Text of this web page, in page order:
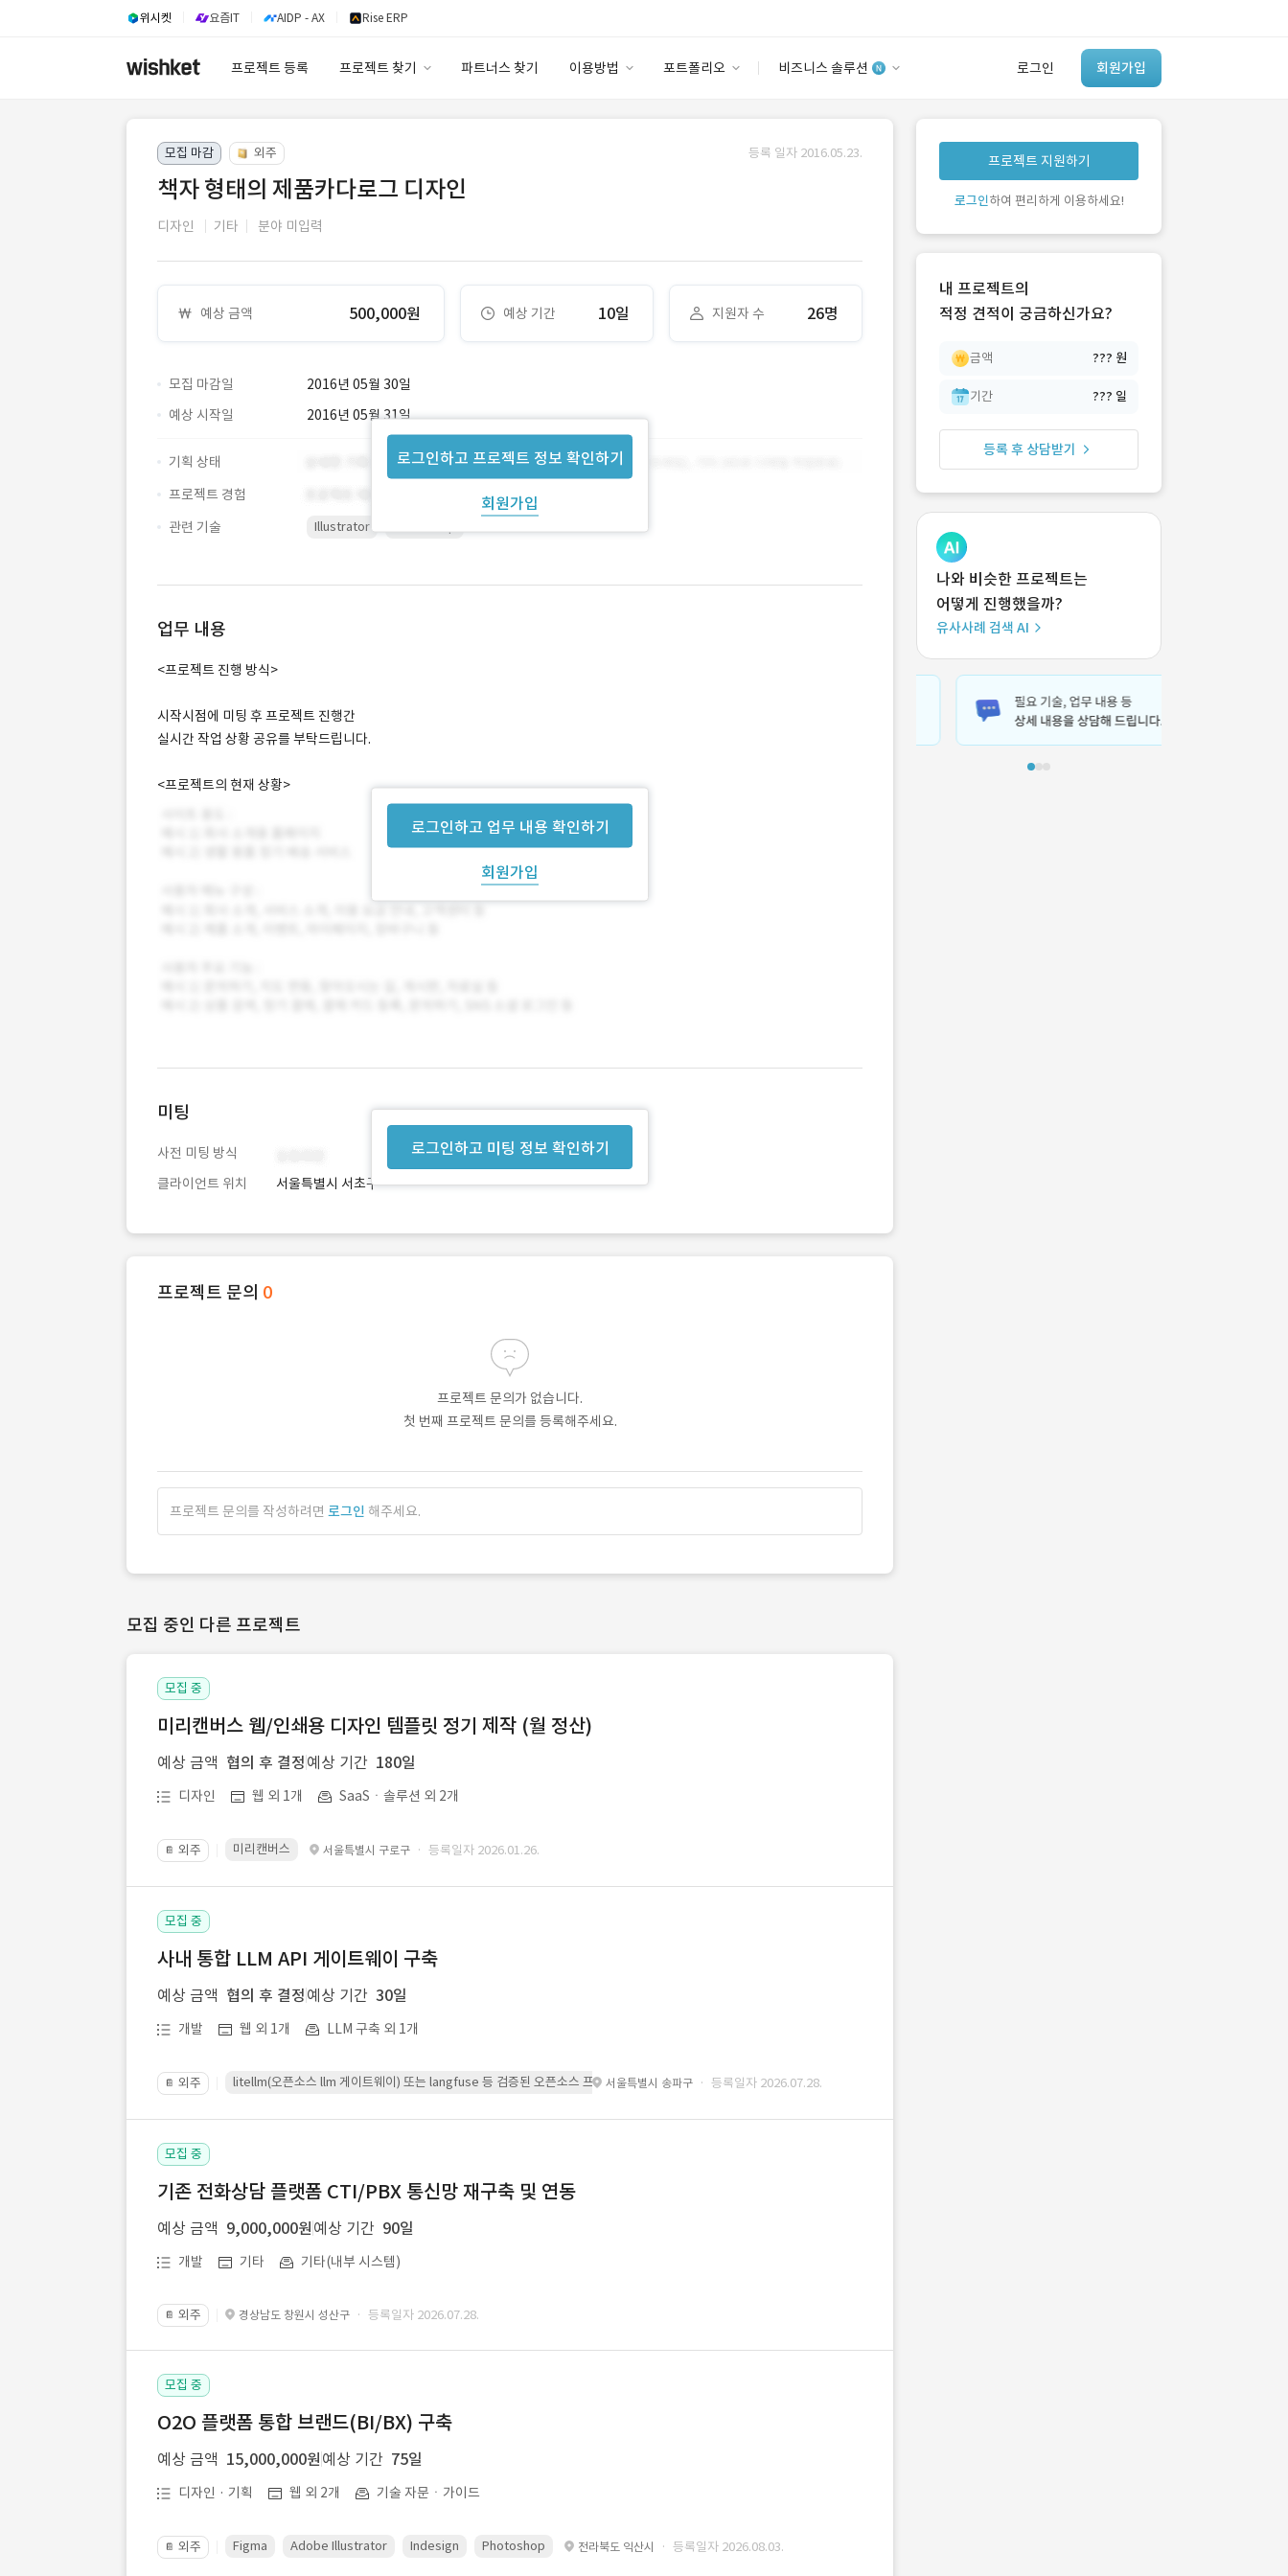
위시켓 요즘IT AIDP - AX Rise ERP
프로젝트 등록 프로젝트 찾기 파트너스 찾기 이용방법 포트폴리오 비즈니스 솔루션 로그인 회원가입
안심 코드 케어
유사사례 검색 AI
‘이런 거’ 만들어본
개발 회사 있어?
모집 마감 외주 등록 일자 2016.05.23.
책자 형태의 제품카다로그 디자인
디자인 기타 분야 미입력
예상 금액 500,000원 예상 기간 10일 지원자 수 26명
모집 마감일 2016년 05월 30일
로그인하고 프로젝트 정보 확인하기
회원가입
예상 시작일 2016년 05월 31일
기획 상태
프로젝트 경험
관련 기술
Illustrator
업무 내용
로그인하고 업무 내용 확인하기
회원가입
<프로젝트 진행 방식>
시작시점에 미팅 후 프로젝트 진행간
실시간 작업 상황 공유를 부탁드립니다.
<프로젝트의 현재 상황>
로그인하고 미팅 정보 확인하기
미팅
사전 미팅 방식
클라이언트 위치
서울특별시 서초구
프로젝트 문의 0
프로젝트 문의가 없습니다.
첫 번째 프로젝트 문의를 등록해주세요.
프로젝트 문의를 작성하려면 로그인 해주세요.
모집 중인 다른 프로젝트
모집 중
미리캔버스 웹/인쇄용 디자인 템플릿 정기 제작 (월 정산)
예상 금액 협의 후 결정 예상 기간 180일
디자인 웹 외 1개 SaaSㆍ솔루션 외 2개
📔 외주 미리캔버스 서울특별시 구로구 · 등록일자 2026.01.26.
모집 중
사내 통합 LLM API 게이트웨이 구축
예상 금액 협의 후 결정 예상 기간 30일
개발 웹 외 1개 LLM 구축 외 1개
📔 외주 litellm(오픈소스 llm 게이트웨이) 또는 langfuse 등 검증된 오픈소스 프레임워크를 기반으로 시스템을 구축
서울특별시 송파구 · 등록일자 2026.07.28.
모집 중
기존 전화상담 플랫폼 CTI/PBX 통신망 재구축 및 연동
예상 금액 9,000,000원 예상 기간 90일
개발 기타 기타(내부 시스템)
📔 외주 경상남도 창원시 성산구 · 등록일자 2026.07.28.
모집 중
O2O 플랫폼 통합 브랜드(BI/BX) 구축
예상 금액 15,000,000원 예상 기간 75일
디자인 · 기획 웹 외 2개 기술 자문ㆍ가이드
📔 외주 Figma Adobe Illustrator Indesign Photoshop 전라북도 익산시 · 등록일자 2026.08.03.
프로젝트 지원하기
로그인하여 편리하게 이용하세요!
내 프로젝트의
적정 견적이 궁금하신가요?
금액 ??? 원
기간 ??? 일
등록 후 상담받기
나와 비슷한 프로젝트는
어떻게 진행했을까?
유사사례 검색 AI